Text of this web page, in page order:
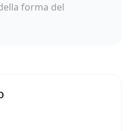
forma del